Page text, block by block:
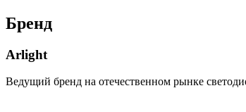
Бренд
Arlight
Ведущий бренд на отечественном рынке